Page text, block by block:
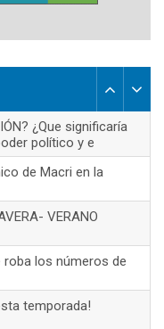
¿Que significaría
político y e
de Macri en la
VERANO
roba los números de
temporada!